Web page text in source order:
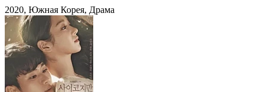
2020, Южная Корея, Драма